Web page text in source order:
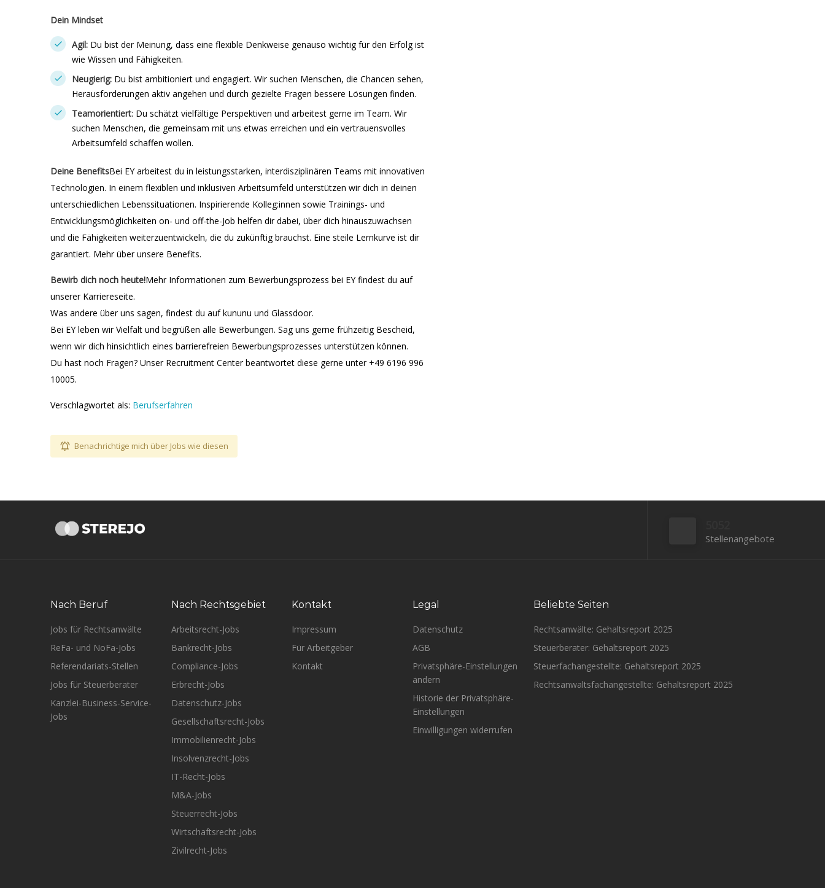
Dein Mindset
Agil: Du bist der Meinung, dass eine flexible Denkweise genauso wichtig für den Erfolg ist
wie Wissen und Fähigkeiten.
Neugierig: Du bist ambitioniert und engagiert. Wir suchen Menschen, die Chancen sehen,
Herausforderungen aktiv angehen und durch gezielte Fragen bessere Lösungen finden.
Teamorientiert: Du schätzt vielfältige Perspektiven und arbeitest gerne im Team. Wir
suchen Menschen, die gemeinsam mit uns etwas erreichen und ein vertrauensvolles
Arbeitsumfeld schaffen wollen.
Deine BenefitsBei EY arbeitest du in leistungsstarken, interdisziplinären Teams mit innovativen
Technologien. In einem flexiblen und inklusiven Arbeitsumfeld unterstützen wir dich in deinen
unterschiedlichen Lebenssituationen. Inspirierende Kolleg:innen sowie Trainings- und
Entwicklungsmöglichkeiten on- und off-the-Job helfen dir dabei, über dich hinauszuwachsen
und die Fähigkeiten weiterzuentwickeln, die du zukünftig brauchst. Eine steile Lernkurve ist dir
garantiert. Mehr über unsere Benefits.
Bewirb dich noch heute!Mehr Informationen zum Bewerbungsprozess bei EY findest du auf
unserer Karriereseite.
Was andere über uns sagen, findest du auf kununu und Glassdoor.
Bei EY leben wir Vielfalt und begrüßen alle Bewerbungen. Sag uns gerne frühzeitig Bescheid,
wenn wir dich hinsichtlich eines barrierefreien Bewerbungsprozesses unterstützen können.
Du hast noch Fragen? Unser Recruitment Center beantwortet diese gerne unter +49 6196 996
10005.
Verschlagwortet als: Berufserfahren
Benachrichtige mich über Jobs wie diesen
Stellenangebote
Nach Beruf
Jobs für Rechtsanwälte
ReFa- und NoFa-Jobs
Referendariats-Stellen
Jobs für Steuerberater
Kanzlei-Business-Service-
Jobs
Nach Rechtsgebiet
Arbeitsrecht-Jobs
Bankrecht-Jobs
Compliance-Jobs
Erbrecht-Jobs
Datenschutz-Jobs
Gesellschaftsrecht-Jobs
Immobilienrecht-Jobs
Insolvenzrecht-Jobs
IT-Recht-Jobs
M&A-Jobs
Steuerrecht-Jobs
Wirtschaftsrecht-Jobs
Zivilrecht-Jobs
Kontakt
Impressum
Für Arbeitgeber
Kontakt
Legal
Datenschutz
AGB
Privatsphäre-Einstellungen
ändern
Historie der Privatsphäre-
Einstellungen
Einwilligungen widerrufen
Beliebte Seiten
Rechtsanwälte: Gehaltsreport 2025
Steuerberater: Gehaltsreport 2025
Steuerfachangestellte: Gehaltsreport 2025
Rechtsanwaltsfachangestellte: Gehaltsreport 2025